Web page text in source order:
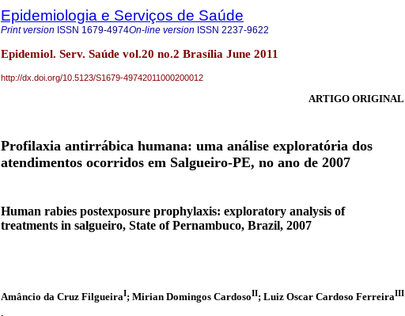
Epidemiologia e Serviços de Saúde
Print version ISSN 1679-4974On-line version ISSN 2237-9622
Epidemiol. Serv. Saúde vol.20 no.2 Brasília June 2011
http://dx.doi.org/10.5123/S1679-49742011000200012
ARTIGO ORIGINAL
Profilaxia antirrábica humana: uma análise exploratória dos
atendimentos ocorridos em Salgueiro-PE, no ano de 2007
Human rabies postexposure prophylaxis: exploratory analysis of
treatments in salgueiro, State of Pernambuco, Brazil, 2007
Amâncio da Cruz FilgueiraI; Mirian Domingos CardosoII; Luiz Oscar Cardoso FerreiraIII